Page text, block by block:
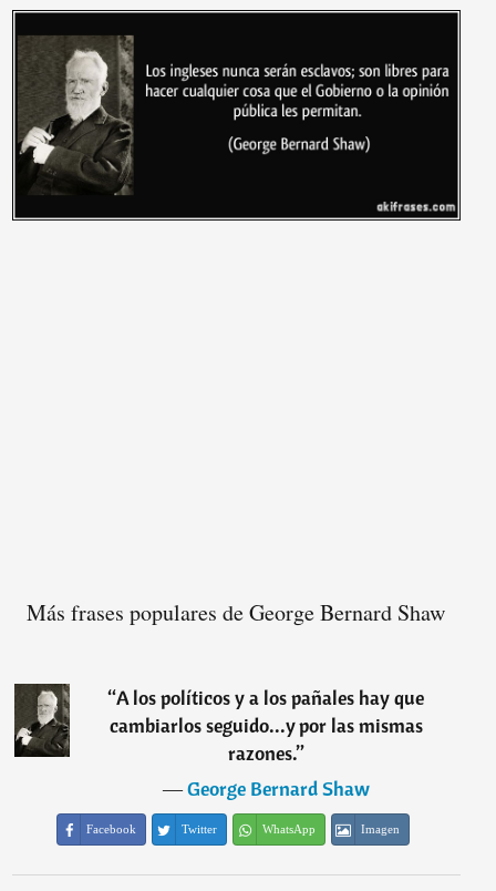
Más frases populares de George Bernard Shaw
“A los políticos y a los pañales hay que
cambiarlos seguido...y por las mismas
razones.”
―George Bernard Shaw
Facebook Twitter WhatsApp Imagen